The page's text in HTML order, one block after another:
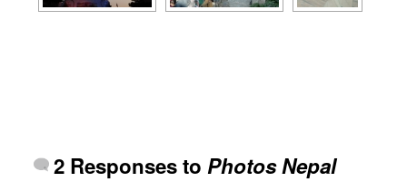
2 Responses to Photos Nepal